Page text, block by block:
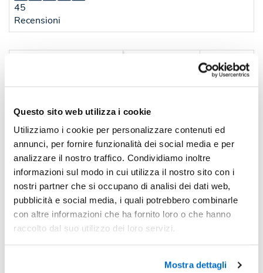
Questo sito web utilizza i cookie
Utilizziamo i cookie per personalizzare contenuti ed
annunci, per fornire funzionalità dei social media e per
analizzare il nostro traffico. Condividiamo inoltre
informazioni sul modo in cui utilizza il nostro sito con i
nostri partner che si occupano di analisi dei dati web,
pubblicità e social media, i quali potrebbero combinarle
con altre informazioni che ha fornito loro o che hanno
raccolto dal suo utilizzo dei loro servizi.
Mostra dettagli
45
Recensioni
*Prezzo €
Pezzi 100 -3%
Pezzi 300 -9% € 2,98
Pezzi 500 -22% € 2,57
*Prezzi prodotto per quantità merce neutra e prezzi IVA
Non trovi la quantità in tabella? Calcola il preventivo
Quantità consigliata